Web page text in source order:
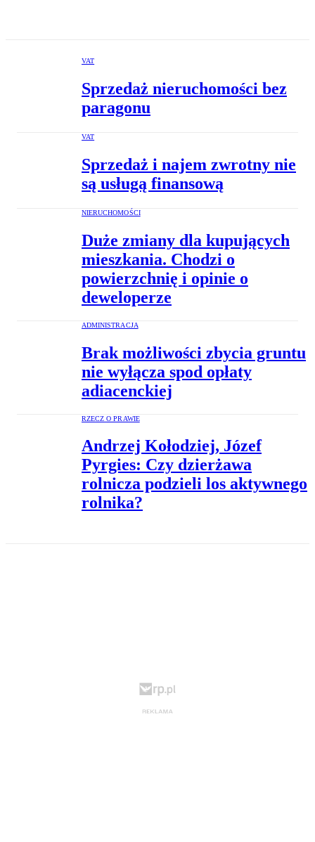
VAT
Sprzedaż nieruchomości bez
paragonu
VAT
Sprzedaż i najem zwrotny nie
są usługą finansową
NIERUCHOMOŚCI
Duże zmiany dla kupujących
mieszkania. Chodzi o
powierzchnię i opinie o
deweloperze
ADMINISTRACJA
Brak możliwości zbycia gruntu
nie wyłącza spod opłaty
adiacenckiej
RZECZ O PRAWIE
Andrzej Kołodziej, Józef
Pyrgies: Czy dzierżawa
rolnicza podzieli los aktywnego
rolnika?